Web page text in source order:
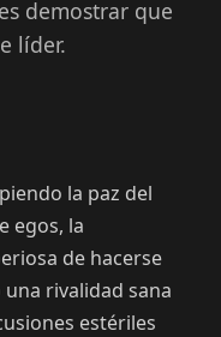
demostrar que
líder.
la paz del
egos, la
de hacerse
rivalidad sana
estériles